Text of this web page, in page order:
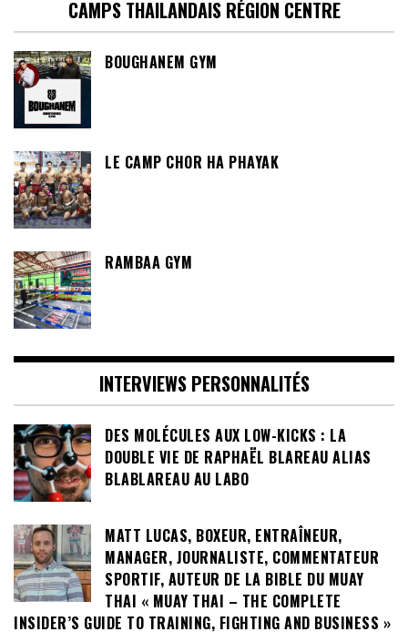
CAMPS THAILANDAIS RÉGION CENTRE
BOUGHANEM GYM
LE CAMP CHOR HA PHAYAK
RAMBAA GYM
INTERVIEWS PERSONNALITÉS
DES MOLÉCULES AUX LOW-KICKS : LA
DOUBLE VIE DE RAPHAËL BLAREAU ALIAS
BLABLAREAU AU LABO
MATT LUCAS, BOXEUR, ENTRAÎNEUR,
MANAGER, JOURNALISTE, COMMENTATEUR
SPORTIF, AUTEUR DE LA BIBLE DU MUAY
THAI « MUAY THAI – THE COMPLETE
INSIDER’S GUIDE TO TRAINING, FIGHTING AND BUSINESS »